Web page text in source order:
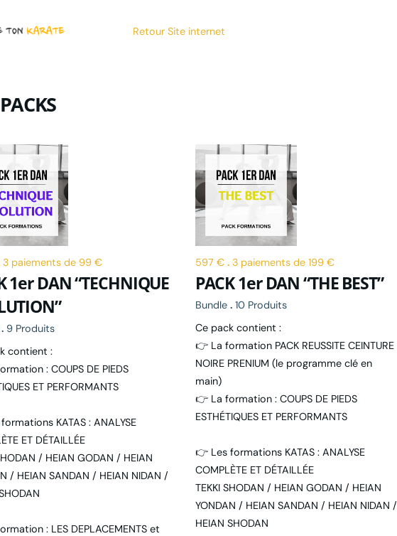
Retour Site internet
3 paiements de 99 €
1er DAN “TECHNIQUE
. 9 Produits
contient :
: COUPS DE PIEDS
ET PERFORMANTS
KATAS : ANALYSE
ET DÉTAILLÉE
/ HEIAN GODAN / HEIAN
/ HEIAN SANDAN / HEIAN NIDAN /
: LES DEPLACEMENTS et
597 € .3 paiements de 199 €
PACK 1er DAN “THE BEST”
Bundle .10 Produits
Ce pack contient :
👉 La formation PACK REUSSITE CEINTURE
NOIRE PRENIUM (le programme clé en
main)
👉 La formation : COUPS DE PIEDS
ESTHÉTIQUES ET PERFORMANTS
👉 Les formations KATAS : ANALYSE
COMPLÈTE ET DÉTAILLÉE
TEKKI SHODAN / HEIAN GODAN / HEIAN
YONDAN / HEIAN SANDAN / HEIAN NIDAN /
HEIAN SHODAN